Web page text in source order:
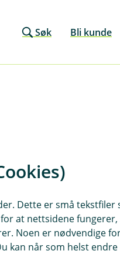
Søk Bli kunde
Evje og Hornnes
Dette er små tekstfiler
at nettsidene
Noen er nødvendige
kan når som helst